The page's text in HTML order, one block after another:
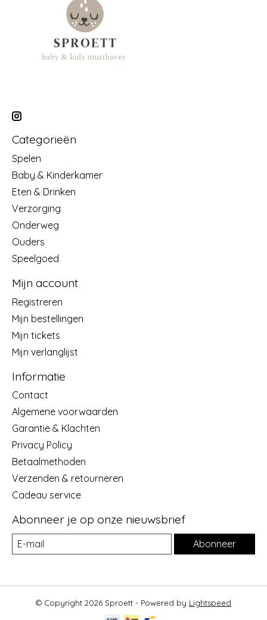
Categorieën
Spelen
Baby & Kinderkamer
Eten & Drinken
Verzorging
Onderweg
Ouders
Speelgoed
Mijn account
Registreren
Mijn bestellingen
Mijn tickets
Mijn verlanglijst
Informatie
Contact
Algemene voorwaarden
Garantie & Klachten
Privacy Policy
Betaalmethoden
Verzenden & retourneren
Cadeau service
Abonneer je op onze nieuwsbrief
Abonneer
© Copyright 2026 Sproett - Powered by Lightspeed